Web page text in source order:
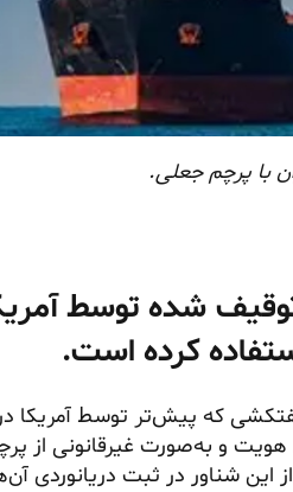
با پرچم جعلی.
شده توسط
کرده است.
که پیش‌تر توسط آمریکا
هویت و به‌صورت غیرقانونی از
شناور در ثبت دریانوردی